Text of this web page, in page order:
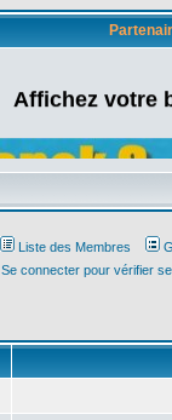
Affichez votre
Liste des Membres
Se connecter pour vérifier